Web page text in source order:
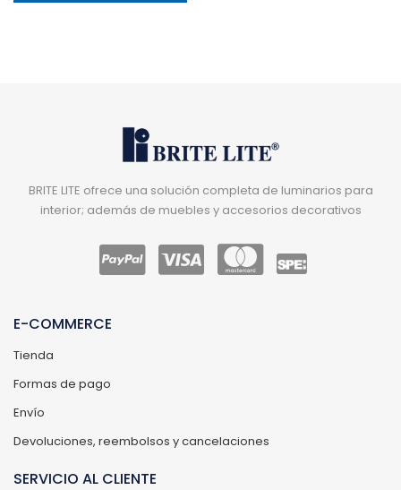
BRITE LITE ofrece una solución completa de luminarios para
interior; además de muebles y accesorios decorativos
E-COMMERCE
Tienda
Formas de pago
Envío
Devoluciones, reembolsos y cancelaciones
SERVICIO AL CLIENTE